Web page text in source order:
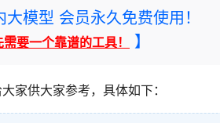
模型 会员永久免费使用！
要一个靠谱的工具！ 】
家供大家参考，具体如下：